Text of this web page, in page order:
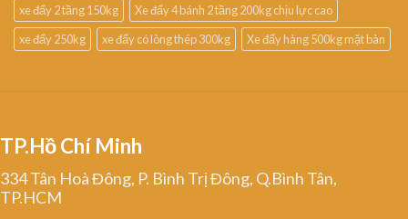
xe đẩy 2 tầng 150kg
Xe đẩy 4 bánh 2 tầng 200kg chịu lực cao
xe đẩy 250kg
xe đẩy có lòng thép 300kg Xe đẩy hàng 500kg mặt bàn
TP.Hồ Chí Minh
334 Tân Hoà Đông, P. Bình Trị Đông, Q.Bình Tân,
TP.HCM